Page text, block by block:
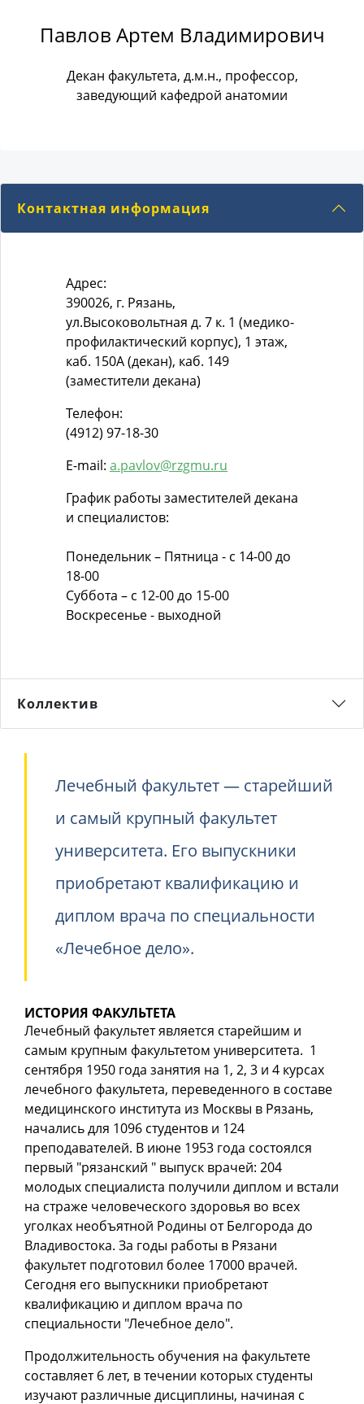
Павлов Артем Владимирович
Декан факультета, д.м.н., профессор,
заведующий кафедрой анатомии
Контактная информация
Адрес:
390026, г. Рязань,
ул.Высоковольтная д. 7 к. 1 (медико-
профилактический корпус), 1 этаж,
каб. 150А (декан), каб. 149
(заместители декана)
Телефон:
(4912) 97-18-30
E-mail: a.pavlov@rzgmu.ru
График работы заместителей декана
и специалистов:
Понедельник – Пятница - с 14-00 до
18-00
Суббота – с 12-00 до 15-00
Воскресенье - выходной
Коллектив
Лечебный факультет — старейший
и самый крупный факультет
университета. Его выпускники
приобретают квалификацию и
диплом врача по специальности
«Лечебное дело».
ИСТОРИЯ ФАКУЛЬТЕТА
Лечебный факультет является старейшим и
самым крупным факультетом университета. 1
сентября 1950 года занятия на 1, 2, 3 и 4 курсах
лечебного факультета, переведенного в составе
медицинского института из Москвы в Рязань,
начались для 1096 студентов и 124
преподавателей. В июне 1953 года состоялся
первый "рязанский " выпуск врачей: 204
молодых специалиста получили диплом и встали
на страже человеческого здоровья во всех
уголках необъятной Родины от Белгорода до
Владивостока. За годы работы в Рязани
факультет подготовил более 17000 врачей.
Сегодня его выпускники приобретают
квалификацию и диплом врача по
специальности "Лечебное дело".
Продолжительность обучения на факультете
составляет 6 лет, в течении которых студенты
изучают различные дисциплины, начиная с